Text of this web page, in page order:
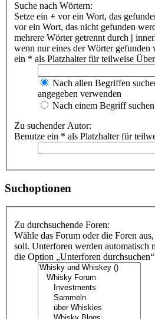
Suche nach Wörtern:
Setze ein + vor ein Wort, das
vor ein Wort, das nicht gefunden
mehrere Wörter getrennt durch |
wenn nur eines der Wörter gefunden
ein * als Platzhalter für teilweise
Nach allen Begriffen
angegeben verwenden
Nach einem Begriff suchen
Zu suchender Autor:
Benutze ein * als Platzhalter für
Suchoptionen
Zu durchsuchende Foren:
Wähle das Forum oder die Foren
soll. Unterforen werden automatisch
die Option „Unterforen